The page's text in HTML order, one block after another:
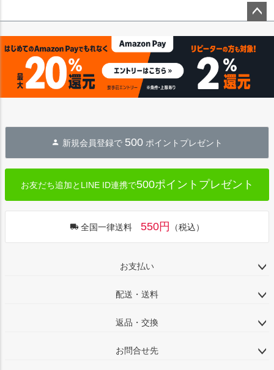
ップ
新規会員登録で 500 ポイントプレゼント
お友だち追加とLINE ID連携で500ポイントプレゼント
全国一律送料 550円 （税込）
お支払い
配送・送料
返品・交換
お問合せ先